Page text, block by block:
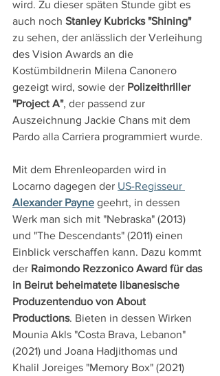
wird. Zu dieser späten Stunde gibt es
auch noch Stanley Kubricks "Shining"
zu sehen, der anlässlich der Verleihung
des Vision Awards an die
Kostümbildnerin Milena Canonero
gezeigt wird, sowie der Polizeithriller
"Project A", der passend zur
Auszeichnung Jackie Chans mit dem
Pardo alla Carriera programmiert wurde.
Mit dem Ehrenleoparden wird in
Locarno dagegen der US-Regisseur
Alexander Payne geehrt, in dessen
Werk man sich mit "Nebraska" (2013)
und "The Descendants" (2011) einen
Einblick verschaffen kann. Dazu kommt
der Raimondo Rezzonico Award für das
in Beirut beheimatete libanesische
Produzentenduo von About
Productions. Bieten in dessen Wirken
Mounia Akls "Costa Brava, Lebanon"
(2021) und Joana Hadjithomas und
Khalil Joreiges "Memory Box" (2021)